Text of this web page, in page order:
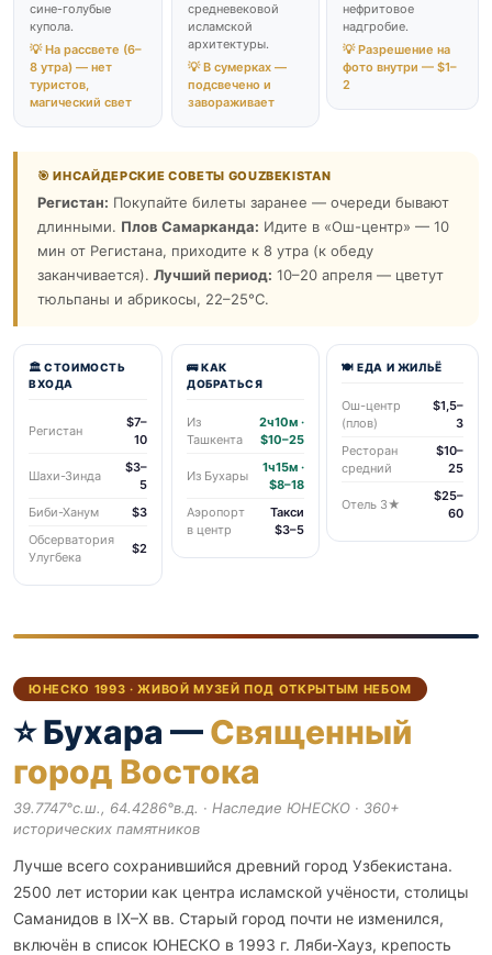
сине-голубые
купола.
💡 На рассвете (6–
8 утра) — нет
туристов,
магический свет
средневековой
исламской
архитектуры.
💡 В сумерках —
подсвечено и
завораживает
нефритовое
надгробие.
💡 Разрешение на
фото внутри — $1–
2
🎯 ИНСАЙДЕРСКИЕ СОВЕТЫ GOUZBEKISTAN
Регистан: Покупайте билеты заранее — очереди бывают
длинными. Плов Самарканда: Идите в «Ош-центр» — 10
мин от Регистана, приходите к 8 утра (к обеду
заканчивается). Лучший период: 10–20 апреля — цветут
тюльпаны и абрикосы, 22–25°С.
🏛️ СТОИМОСТЬ
ВХОДА
Регистан
$7–
10
Шахи-Зинда
$3–
5
Биби-Ханум
$3
Обсерватория
Улугбека
$2
🚌 КАК
ДОБРАТЬСЯ
Из
Ташкента
2ч10м ·
$10–25
Из Бухары
1ч15м ·
$8–18
Аэропорт
в центр
Такси
$3–5
🍽 ЕДА И ЖИЛЬЁ
Ош-центр
(плов)
$1,5–
3
Ресторан
средний
$10–
25
Отель 3★
$25–
60
ЮНЕСКО 1993 · ЖИВОЙ МУЗЕЙ ПОД ОТКРЫТЫМ НЕБОМ
⭐ Бухара —Священный
город Востока
39.7747°с.ш., 64.4286°в.д. · Наследие ЮНЕСКО · 360+
исторических памятников
Лучше всего сохранившийся древний город Узбекистана.
2500 лет истории как центра исламской учёности, столицы
Саманидов в IX–X вв. Старый город почти не изменился,
включён в список ЮНЕСКО в 1993 г. Ляби-Хауз, крепость